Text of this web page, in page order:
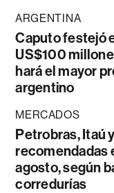
ARGENTINA
Caputo festejó
US$100
hará el mayor
argentino
MERCADOS
Petrobras, Itaú
recomendadas
agosto, según
corredurías